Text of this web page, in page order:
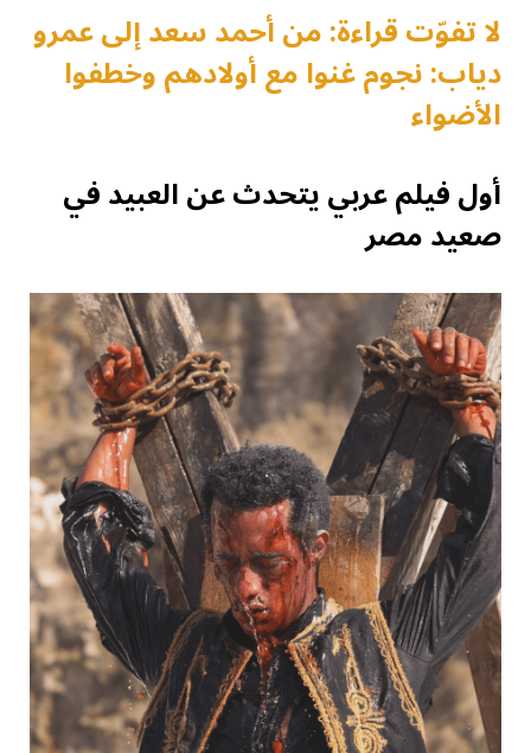
لا تفوّت قراءة: من أحمد سعد إلى عمرو
دياب: نجوم غنوا مع أولادهم وخطفوا
الأضواء
أول فيلم عربي يتحدث عن العبيد في
صعيد مصر